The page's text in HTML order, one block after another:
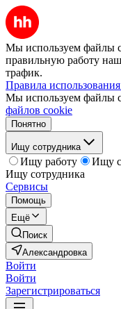
Мы используем файлы
правильную работу
трафик.
Правила
Мы используем файлы
файлов cookie
Понятно
Ищу сотрудника
Ищу работу
Ищу
Ищу сотрудника
Сервисы
Помощь
Ещё
Поиск
Александровка
Войти
Войти
Зарегистрироваться